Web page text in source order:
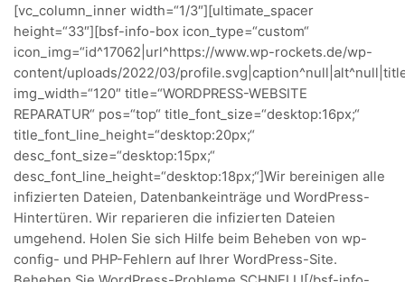
[vc_column_inner width=“1/3″][ultimate_spacer
height=“33″][bsf-info-box icon_type=“custom“
icon_img=“id^17062|url^https://www.wp-rockets.de/wp-
content/uploads/2022/03/
img_width=“120″ title=“WORDPRESS-WEBSITE
REPARATUR“ pos=“top“ title_font_size=“desktop:16px;“
title_font_line_height=“desktop:20px;“
desc_font_size=“desktop:15px;“
desc_font_line_height=“desktop:18px;“]Wir bereinigen alle
infizierten Dateien, Datenbankeinträge und WordPress-
Hintertüren. Wir reparieren die infizierten Dateien
umgehend. Holen Sie sich Hilfe beim Beheben von wp-
config- und PHP-Fehlern auf Ihrer WordPress-Site.